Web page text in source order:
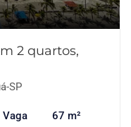
2 quartos,
SP
Vaga 67 m²